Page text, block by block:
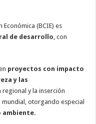
(BCIE) es
de desarrollo , con
proyectos con impacto
y las
y la inserción
otorgando especial
ambiente.